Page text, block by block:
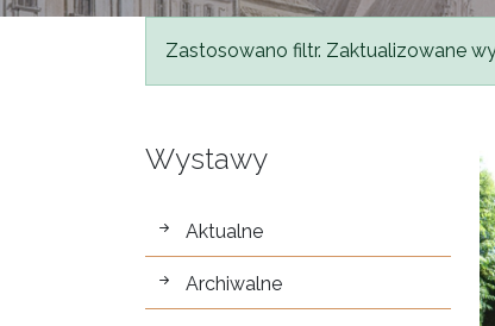
Komunikat
Zastosowano filtr. Zaktualizowane
Wystawy
wystawy
Aktualne
Archiwalne